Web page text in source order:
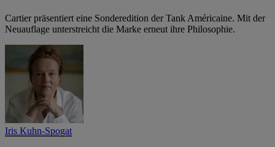
Cartier präsentiert eine Sonderedition der Tank Américaine. Mit der
Neuauflage unterstreicht die Marke erneut ihre Philosophie.
Iris Kuhn-Spogat